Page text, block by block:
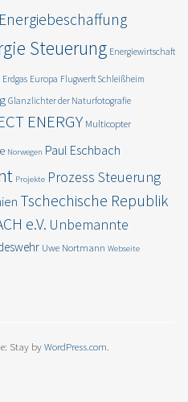
Energiebeschaffung
Steuerung Energiewirtschaft
Erdgas Europa Flugwerft Schleißheim
Glanzlichter der Naturfotografie
ENERGY Multicopter
Norwegen Paul Eschbach
Projekte Prozess Steuerung
Tschechische Republik
e.V. Unbemannte
Uwe Nortmann Webseite
Stay byWordPress.com